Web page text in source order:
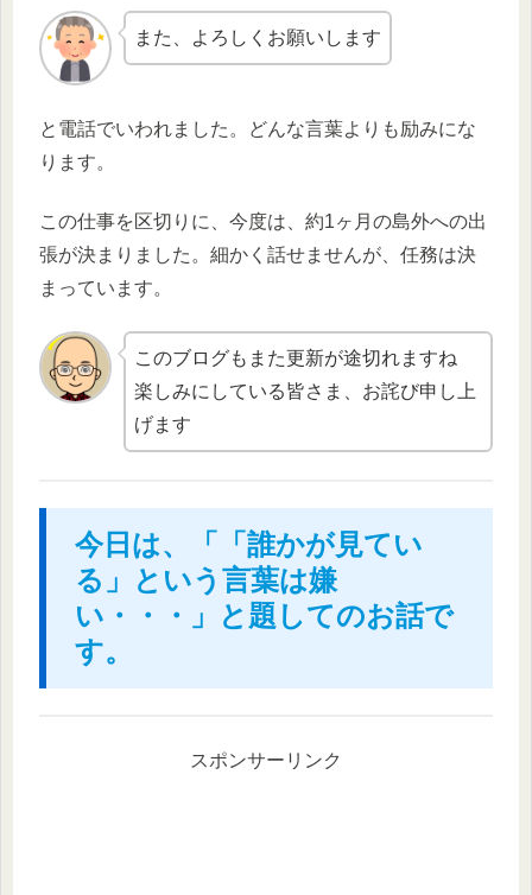
また、よろしくお願いします
と電話でいわれました。どんな言葉よりも励みにな
ります。
この仕事を区切りに、今度は、約1ヶ月の島外への出
張が決まりました。細かく話せませんが、任務は決
まっています。
このブログもまた更新が途切れますね
楽しみにしている皆さま、お詫び申し上
げます
今日は、「「誰かが見てい
る」という言葉は嫌
い・・・」と題してのお話で
す。
スポンサーリンク